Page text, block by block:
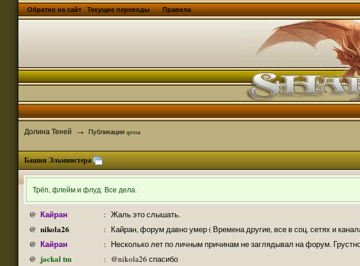
Обратно на сайт Текущие переводы Правила
Долина Теней → Публикации qessa
Башня Эльминстера
Трёп, флейм и флуд. Все дела.
@ Кайран : Жаль это слышать.
@ nikola26 : Кайран, форум давно умер ( Времена другие, все в соц. сетях и
@ Кайран : Несколько лет по личным причинам не заглядывал на форум.
@ jackal tm : @nikola26 спасибо